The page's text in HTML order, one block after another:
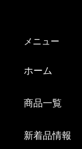
メニュー
ホーム
商品一覧
新着品情報